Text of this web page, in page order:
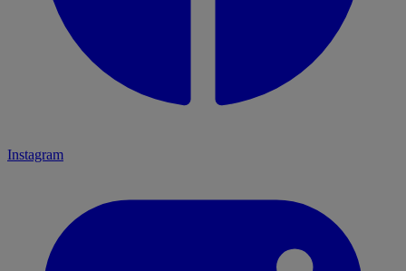
Instagram